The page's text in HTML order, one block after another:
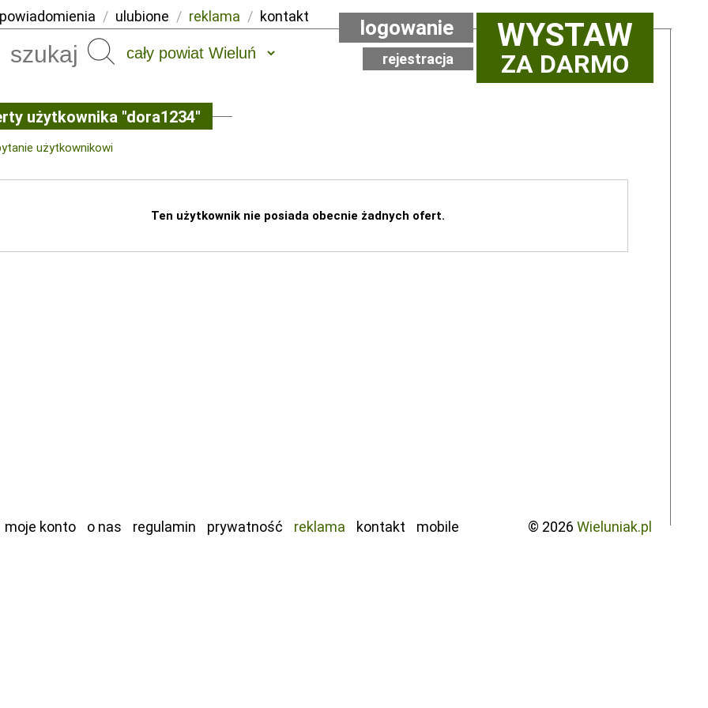
powiadomienia / ulubione / reklama / kontakt
Szukaj WYSTAW
ZA DARMO
logowanie
rejestracja
użytkownika "dora1234"
użytkownikowi
Ten użytkownik nie posiada obecnie żadnych ofert.
moje konto o nas regulamin prywatność reklama kontakt mobile © 2026 Wieluniak.pl